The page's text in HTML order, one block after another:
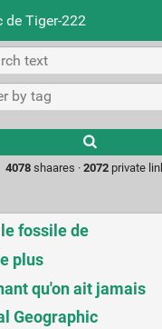
de Tiger-222
wall
4078 shaares ·2072 private
fossile de
plus
qu'on ait jamais
Geographic